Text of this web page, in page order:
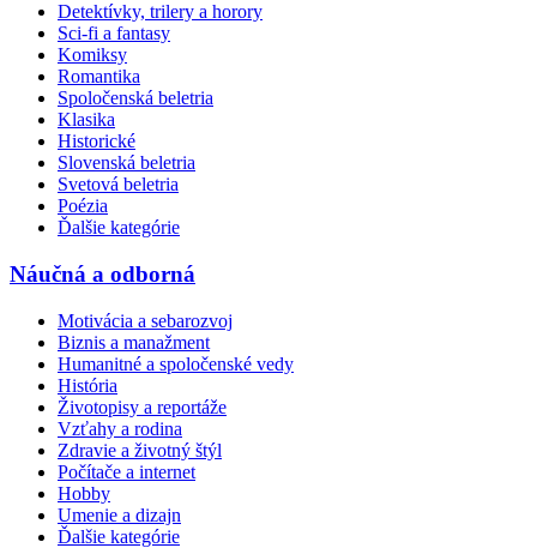
Detektívky, trilery a horory
Sci-fi a fantasy
Komiksy
Romantika
Spoločenská beletria
Klasika
Historické
Slovenská beletria
Svetová beletria
Poézia
Ďalšie kategórie
Náučná a odborná
Motivácia a sebarozvoj
Biznis a manažment
Humanitné a spoločenské vedy
História
Životopisy a reportáže
Vzťahy a rodina
Zdravie a životný štýl
Počítače a internet
Hobby
Umenie a dizajn
Ďalšie kategórie